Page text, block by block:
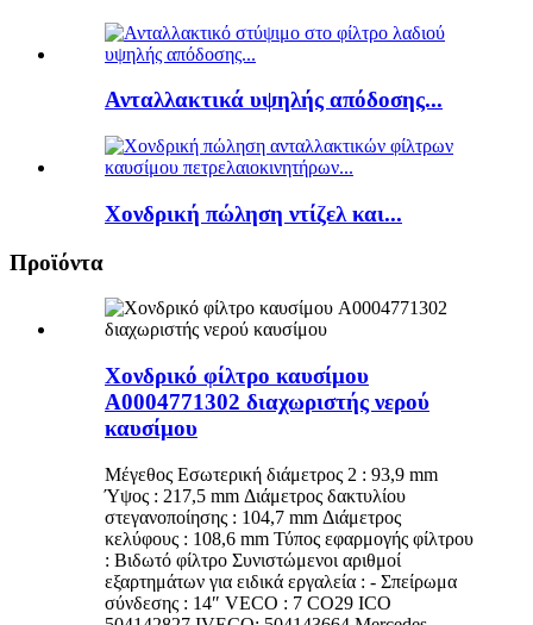
Ανταλλακτικά υψηλής απόδοσης...
Χονδρική πώληση ντίζελ και...
Προϊόντα
Χονδρικό φίλτρο καυσίμου
A0004771302 διαχωριστής νερού
καυσίμου
Μέγεθος Εσωτερική διάμετρος 2 : 93,9 mm
Ύψος : 217,5 mm Διάμετρος δακτυλίου
στεγανοποίησης : 104,7 mm Διάμετρος
κελύφους : 108,6 mm Τύπος εφαρμογής φίλτρου
: Βιδωτό φίλτρο Συνιστώμενοι αριθμοί
εξαρτημάτων για ειδικά εργαλεία : - Σπείρωμα
σύνδεσης : 14″ VECO : 7 CO29 ICO